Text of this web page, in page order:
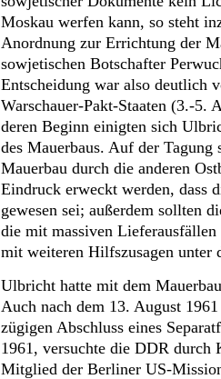
Moskau werfen kann, so steht
Anordnung zur Errichtung der
sowjetischen Botschafter
Entscheidung war also deutlich
Warschauer-Pakt-Staaten (3.-5.
deren Beginn einigten sich
des Mauerbaus. Auf der Tagung
Mauerbau durch die anderen
Eindruck erweckt werden, dass
gewesen sei; außerdem sollten
die mit massiven
mit weiteren Hilfszusagen unter
Ulbricht hatte mit dem
Auch nach dem 13. August
zügigen Abschluss eines
1961, versuchte die DDR durch
Mitglied der Berliner US-